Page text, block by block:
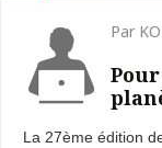
Par
La 27ème édition